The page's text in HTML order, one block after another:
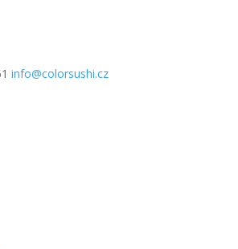
info@colorsushi.cz